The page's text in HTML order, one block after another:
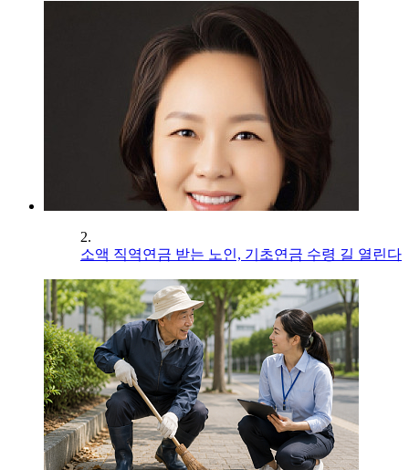
2.
소액 직역연금 받는 노인, 기초연금 수령 길 열린다